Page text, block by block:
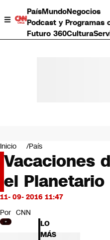
PaísMundoNegocios
Podcast y Programas
Futuro 360Cultura
Negocios
Deportes
Programas completos
Cultura
Servicios
Bits
CNN Data
CNN tiempo
Futuro 360
Inicio País
Vacaciones
el Planetario
11- 09- 2016 11:47
Por CNN
LO
MÁS